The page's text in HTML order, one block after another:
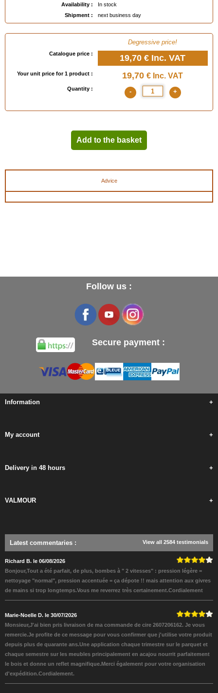
Availability :
In stock
Shipment :
next business day
Degressive price!
Catalogue price : 19,70 € Inc. VAT
Your unit price for 1 product : 19,70 € Inc. VAT
Quantity : - +
Add to the basket
Advice
Follow us :
Secure payment :
Information +
My account +
Delivery in 48 hours +
VALMOUR +
Latest commentaries : View all 2584 testimonials
Richard B. le 06/08/2026
Bonjour,Tout a été parfait, de plus, bombes à " 2 vitesses" : pression légère =
nettoyage "normal", pression accentuée = ça dépote !! mais attention aux givres
de mains si trop longtemps.Vous me reverrez très certainement.Cordialement
Marie-Noelle D. le 30/07/2026
Monsieur,J'ai bien pris livraison de ma commande de cire 2607206162. Je vous
remercie.Je profite de ce message pour vous confirmer que j'utilise votre produit
depuis plus de quarante ans.Une application chaque trimestre sur le parquet et
chaque semestre sur les meubles principalement en acajou nourrit parfaitement
le bois et donne un reflet magnifique.Merci également pour votre organisation
d'expédition.Cordialement.